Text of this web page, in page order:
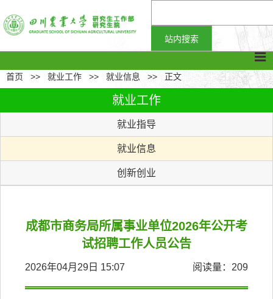
首页 >> 就业工作 >> 就业信息 >> 正文
就业工作
就业指导
就业信息
创新创业
成都市商务局所属事业单位2026年公开考
试招聘工作人员公告
2026年04月29日 15:07 阅读量： 209